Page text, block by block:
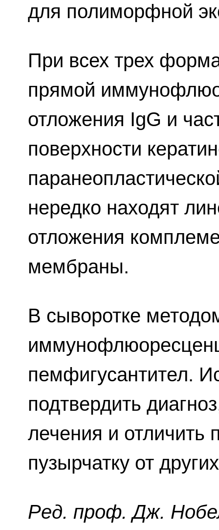
для полиморфной
При всех трех
прямой
отложения IgG и
поверхности
нередко находят
отложения
мембраны.
В сыворотке
пемфигусантител.
подтвердить
лечения и отличить
пузырчатку от
Ред. проф. Дж.